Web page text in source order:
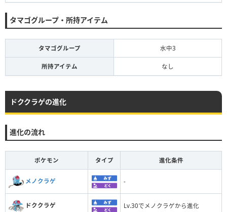
タマゴグループ・所持アイテム
タマゴグループ 水中3
所持アイテム なし
ドククラゲの進化
進化の流れ
ポケモン タイプ 進化条件
メノクラゲ -
ドククラゲ Lv.30でメノクラゲから進化